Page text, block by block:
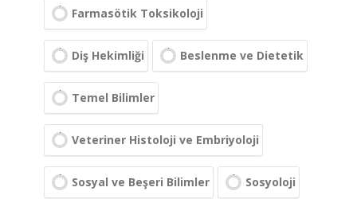
Farmasötik Toksikoloji
Diş Hekimliği Beslenme ve Dietetik
Temel Bilimler
Veteriner Histoloji ve Embriyoloji
Sosyal ve Beşeri Bilimler Sosyoloji